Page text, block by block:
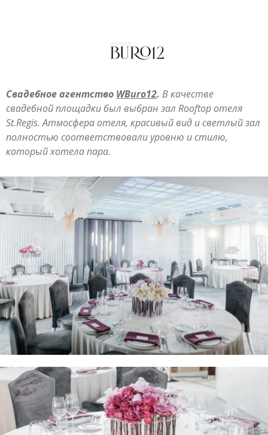
Свадебное агентство WBuro12. В качестве
свадебной площадки был выбран зал Rooftop отеля
St.Regis. Атмосфера отеля, красивый вид и светлый зал
полностью соответствовали уровню и стилю,
который хотела пара.